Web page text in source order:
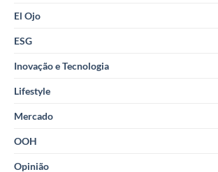
El Ojo
ESG
Inovação e Tecnologia
Lifestyle
Mercado
OOH
Opinião